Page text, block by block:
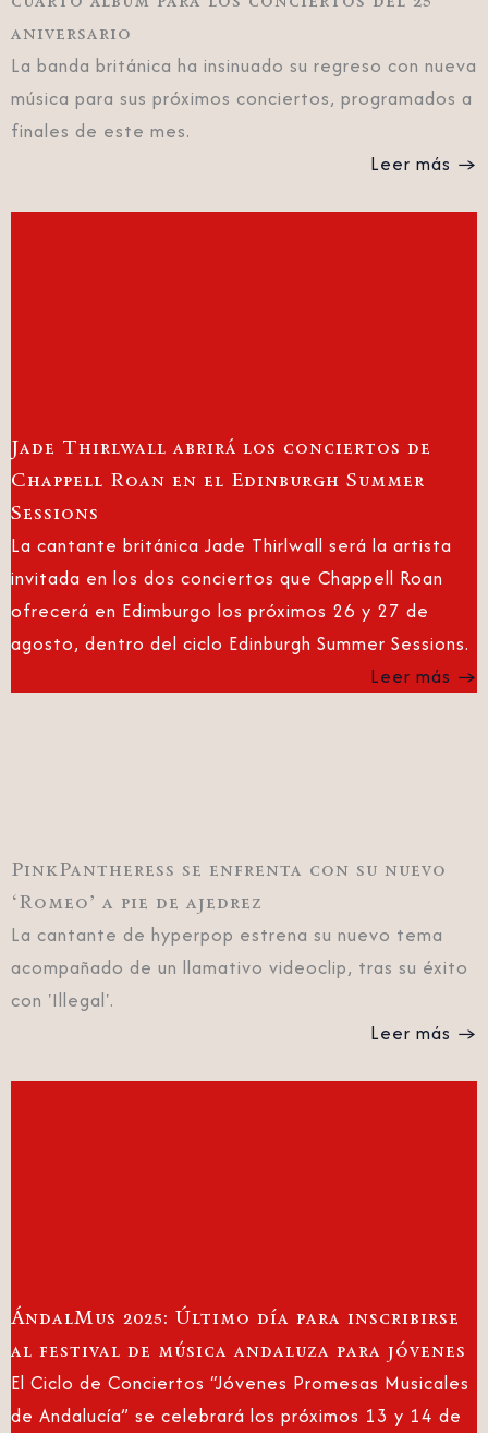
aniversario
La banda británica ha insinuado su regreso con nueva
música para sus próximos conciertos, programados a
finales de este mes.
Leer más →
Jade Thirlwall abrirá los conciertos de
Chappell Roan en el Edinburgh Summer
Sessions
La cantante británica Jade Thirlwall será la artista
invitada en los dos conciertos que Chappell Roan
ofrecerá en Edimburgo los próximos 26 y 27 de
agosto, dentro del ciclo Edinburgh Summer Sessions.
Leer más →
PinkPantheress se enfrenta con su nuevo
‘Romeo’ a pie de ajedrez
La cantante de hyperpop estrena su nuevo tema
acompañado de un llamativo videoclip, tras su éxito
con 'Illegal'.
Leer más →
ÁndalMus 2025: Último día para inscribirse
al festival de música andaluza para jóvenes
El Ciclo de Conciertos “Jóvenes Promesas Musicales
de Andalucía” se celebrará los próximos 13 y 14 de